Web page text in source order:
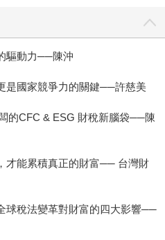
驅動力──陳沖
是國家競爭力的關鍵──許慈美
的CFC & ESG 財稅新腦袋──陳
才能累積真正的財富── 台灣財
球稅法變革對財富的四大影響──